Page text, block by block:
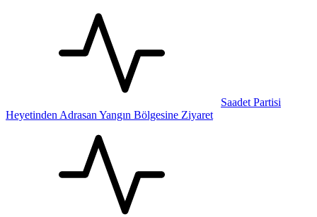
Saadet Partisi
Heyetinden Adrasan Yangın Bölgesine Ziyaret